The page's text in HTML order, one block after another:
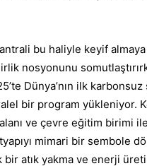
bu haliyle keyif
nosyonunu
Dünya’nın ilk
bir program yükleniyor.
ve çevre eğitim birimi
mimari bir sembole
bir atık yakma ve enerji